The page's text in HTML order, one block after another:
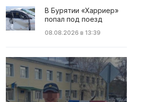
В Бурятии «Харриер»
попал под поезд
08.08.2026 в 13:39